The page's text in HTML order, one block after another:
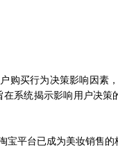
购买行为决策影响因
系统揭示影响用户决策
宝平台已成为美妆销售